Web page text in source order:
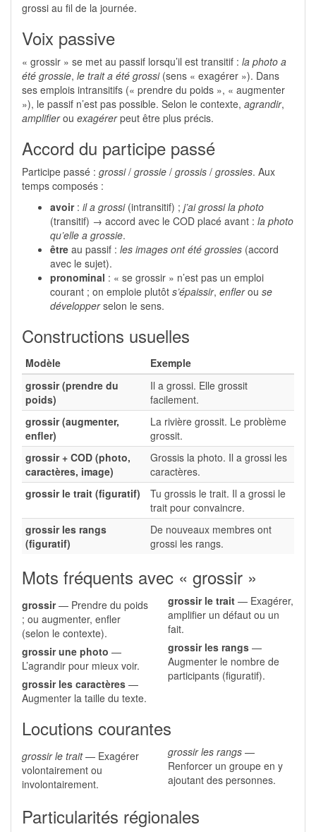
grossi au fil de la journée.
Voix passive
« grossir » se met au passif lorsqu’il est transitif : la photo a
été grossie, le trait a été grossi(sens « exagérer »). Dans
ses emplois intransitifs (« prendre du poids », « augmenter
»), le passif n’est pas possible. Selon le contexte, agrandir,
amplifierou exagérerpeut être plus précis.
Accord du participe passé
Participe passé : grossi/ grossie / grossis / grossies. Aux
temps composés :
avoir: il a grossi(intransitif) ; j’ai grossi la photo
(transitif) → accord avec le COD placé avant : la photo
qu’elle a grossie.
être au passif : les images ont été grossies (accord
avec le sujet).
pronominal : « se grossir » n’est pas un emploi
courant ; on emploie plutôt s’épaissir, enflerou se
développerselon le sens.
Constructions usuelles
Modèle
Exemple
grossir (prendre du
poids)
Il a grossi. Elle grossit
facilement.
grossir (augmenter,
enfler)
La rivière grossit. Le problème
grossit.
grossir + COD (photo,
caractères, image)
Grossis la photo. Il a grossi les
caractères.
grossir le trait (figuratif)
Tu grossis le trait. Il a grossi le
trait pour convaincre.
grossir les rangs
(figuratif)
De nouveaux membres ont
grossi les rangs.
Mots fréquents avec « grossir »
grossir— Prendre du poids
; ou augmenter, enfler
(selon le contexte).
grossir une photo —
L’agrandir pour mieux voir.
grossir les caractères —
Augmenter la taille du texte.
grossir le trait — Exagérer,
amplifier un défaut ou un
fait.
grossir les rangs —
Augmenter le nombre de
participants (figuratif).
Locutions courantes
grossir le trait— Exagérer
volontairement ou
involontairement.
grossir les rangs —
Renforcer un groupe en y
ajoutant des personnes.
Particularités régionales